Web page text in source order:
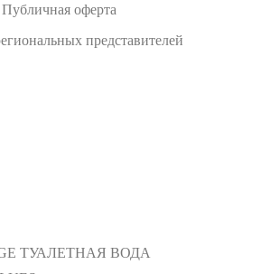
Публичная оферта
представителей
ТУАЛЕТНАЯ ВОДА